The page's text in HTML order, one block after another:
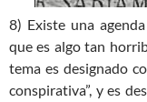
8) Existe una
que es algo tan
tema es designado
conspirativa”, y es